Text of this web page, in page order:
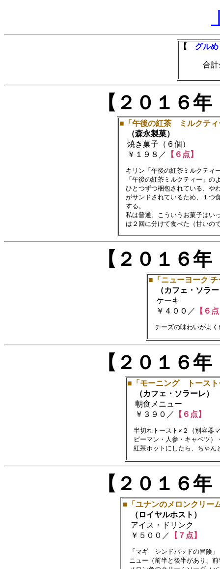
【 グル
合計金
【２０１６
■「午後の紅茶 ミルクティ
（森永製菓）
焼き菓子（６個）
￥１９８／
【６点】
キリン「午後の紅茶ミルクティ
「午後の紅茶ミルクティー」の
ひとつずつ梱包されている、や
がサンドされているため、１つ
する。
私は普通、こういうお菓子はい
【２０１６
■「ニューヨーク
（カフェ・ソラー
ケーキ
￥４００／ 【６
【２０１６
■「モーニング トースト
（カフェ・ソラーレ）
朝食メニュー
￥３９０／ 【６点】
半切れトースト×２（別容器
ピーマン・人参・キャベツ）
【２０１６
■「ユナンのメロンクリー
（ロイヤルホスト）
アイス・ドリンク
￥５００／ 【７点】
「マギ　シンドバッドの冒険」
ニュー（前半と後半があり、前